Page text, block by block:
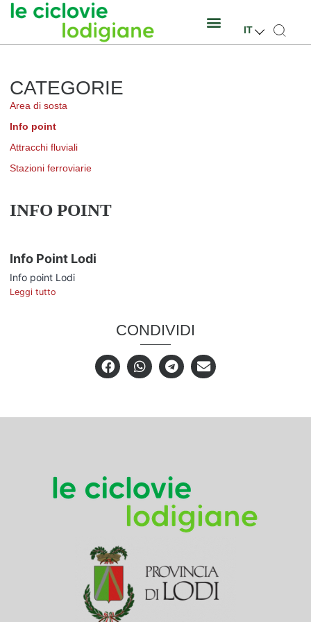
IT
INFO POINT
Info Point Lodi
Info point Lodi
Leggi tutto
CATEGORIE
Area di sosta
Info point
Attracchi fluviali
Stazioni ferroviarie
CONDIVIDI